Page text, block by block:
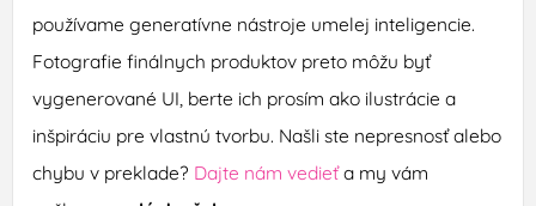
používame generatívne nástroje umelej inteligencie.
Fotografie finálnych produktov preto môžu byť
vygenerované UI, berte ich prosím ako ilustrácie a
inšpiráciu pre vlastnú tvorbu. Našli ste nepresnosť alebo
chybu v preklade? Dajte nám vedieťa my vám